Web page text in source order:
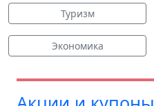
Туризм
Экономика